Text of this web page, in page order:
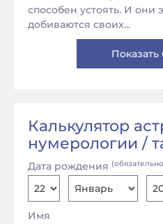
способен устоять. И они
добиваются своих...
Калькулятор
нумерологии /
Имя
Дата рождения